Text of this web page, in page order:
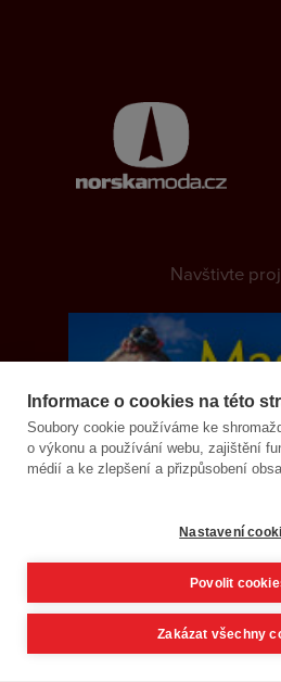
Informace o cookies na této
Soubory cookie používáme ke
o výkonu a používání webu, zajištění
médií a ke zlepšení a přizpůsobení
Nastavení
Povolit
Zakázat všechny
Navštivte